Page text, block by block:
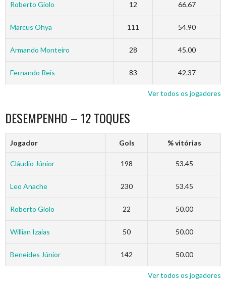
Roberto Giolo 12 66.67
Marcus Ohya 111 54.90
Armando Monteiro 28 45.00
Fernando Reis 83 42.37
Ver todos os jogadores
DESEMPENHO – 12 TOQUES
Jogador Gols % vitórias
Cláudio Júnior 198 53.45
Leo Anache 230 53.45
Roberto Giolo 22 50.00
Willian Izaias 50 50.00
Beneides Júnior 142 50.00
Ver todos os jogadores